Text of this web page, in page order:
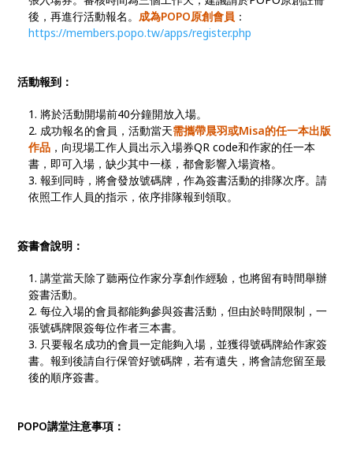
後，再進行活動報名。成為POPO原創會員 ：
https://members.popo.tw/apps/register.php
活動報到：
將於活動開場前40分鐘開放入場。
成功報名的會員，活動當天需攜帶晨羽或Misa的任一本出版
作品 ，向現場工作人員出示入場券QR code和作家的任一本
書，即可入場，缺少其中一樣，都會影響入場資格。
報到同時，將會發放號碼牌，作為簽書活動的排隊次序。請
依照工作人員的指示，依序排隊報到領取。
簽書會說明：
講堂當天除了聽兩位作家分享創作經驗，也將留有時間舉辦
簽書活動。
每位入場的會員都能夠參與簽書活動，但由於時間限制，一
張號碼牌限簽每位作者三本書。
只要報名成功的會員一定能夠入場，並獲得號碼牌給作家簽
書。報到後請自行保管好號碼牌，若有遺失，將會請您留至最
後的順序簽書。
POPO講堂注意事項：